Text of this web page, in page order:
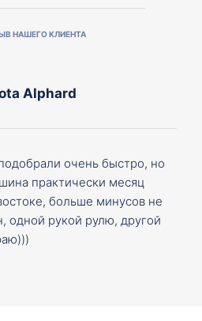
НАШЕГО КЛИЕНТА
Alphard
очень быстро, но
практически месяц
больше минусов не
одной рукой рулю, другой